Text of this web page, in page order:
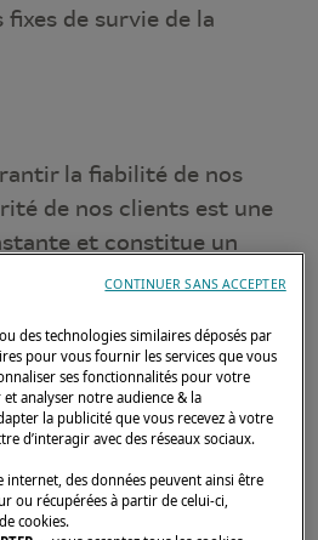
de survie de la
la fiabilité de nos
de nos clients est une
et constitue un
lors de la construction de
pensons qu’il est
une nouvelle fois
produit GOIOT relatif
des technologies similaires déposés par
pour vous fournir les services que vous
ses fonctionnalités pour votre
analyser notre audience & la
la publicité que vous recevez à votre
d’interagir avec des réseaux sociaux.
internet, des données peuvent ainsi être
ou récupérées à partir de celui-ci,
cookies.
CONTINUER SANS ACCEPTER